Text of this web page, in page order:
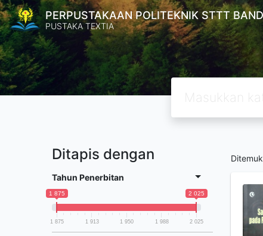
PERPUSTAKAAN POLITEKNIK STTT
PUSTAKA TEXTIA
Ditapis dengan
Tahun Penerbitan
1 875 2 025
1 875 1 913 1 950 1 988 2 025